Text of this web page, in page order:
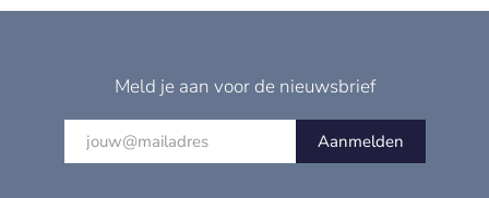
Meld je aan voor de nieuwsbrief
Aanmelden